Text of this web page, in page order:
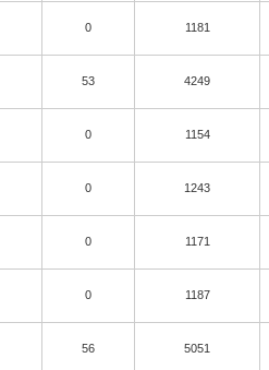
0 1181
53 4249
0 1154
0 1243
0 1171
0 1187
56 5051